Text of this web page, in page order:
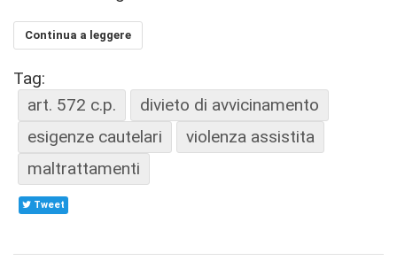
Continua a leggere
Tag:
art. 572 c.p.
divieto di avvicinamento
esigenze cautelari
violenza assistita
maltrattamenti
Tweet